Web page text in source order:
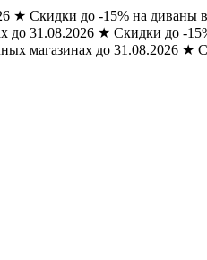
★ Скидки до -15% на диваны
до 31.08.2026 ★ Скидки до -
магазинах до 31.08.2026 ★